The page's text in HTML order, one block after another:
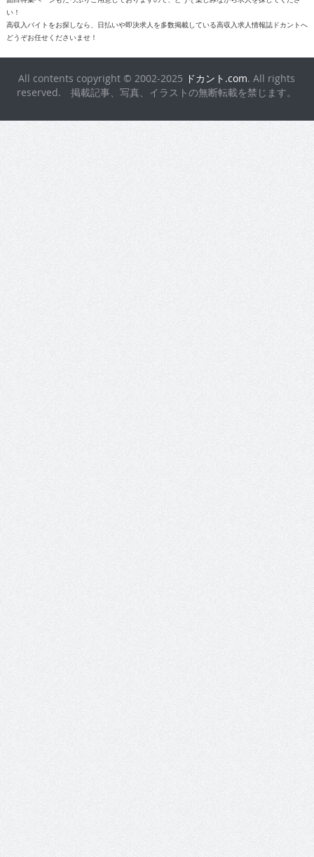
どうぞお任せくださいませ！
All contents copyright © 2002-2025ドカント.com. All rights
reserved. 掲載記事、写真、イラストの無断転載を禁じます。